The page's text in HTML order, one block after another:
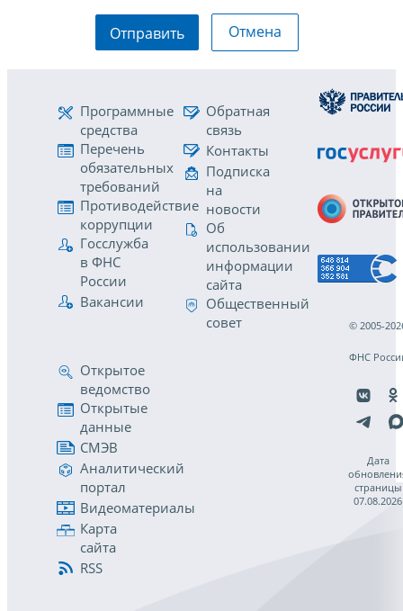
Отправить Отмена
Программные
средства
Перечень
обязательных
требований
Противодействие
коррупции
Госслужба
в ФНС
России
Вакансии
Обратная
связь
Контакты
Подписка
на
новости
Об
использовании
информации
сайта
Общественный
совет
Открытое
ведомство
Открытые
данные
СМЭВ
Аналитический
портал
Видеоматериалы
Карта
сайта
RSS
© 2005-
ФНС
Дата
страницы
07.08.2026